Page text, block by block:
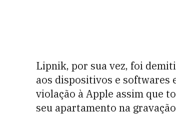
Lipnik, por sua vez, foi
aos dispositivos e softwares
violação à Apple assim que
seu apartamento na